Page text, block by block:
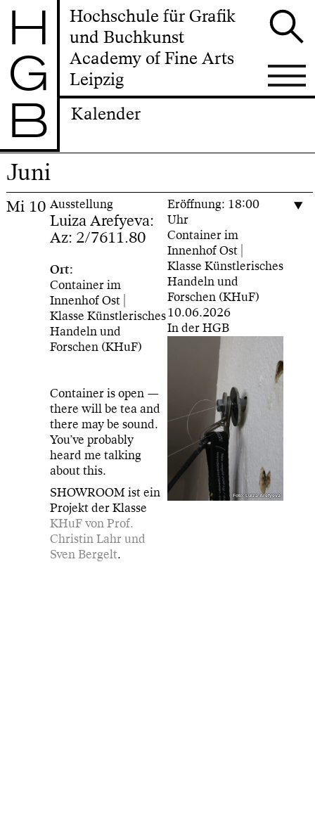
H
G
B
Hochschule für Grafik
und Buchkunst
Academy of Fine Arts
Leipzig
Kalender
Juni
Mi 10 Ausstellung
Luiza Arefyeva:
Az: 2/7611.80
Ort:
Container im
Innenhof Ost |
Klasse Künstlerisches
Handeln und
Forschen (KHuF)
Container is open —
there will be tea and
there may be sound.
You’ve probably
heard me talking
about this.
SHOWROOM ist ein
Projekt der Klasse
KHuF von Prof.
Christin Lahr und
Sven Bergelt.
Eröffnung: 18:00
Uhr
Container im
Innenhof Ost |
Klasse Künstlerisches
Handeln und
Forschen (KHuF)
10.06.2026
In der HGB
Foto: Luiza Arefyeva